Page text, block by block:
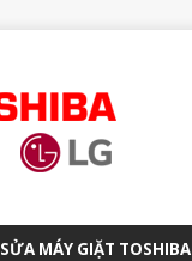
SỬA MÁY GIẶT TOSHIBA